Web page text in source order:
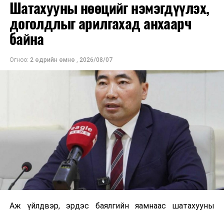
дэмжин, тэдний үйлдвэрлэсэн бүтээгдэхүүнийг
хэрэглэгчдэд ялган таниулах, сурталчлах зорилготой
бөгөөд хэрэглэгч та Имартын салбар дэлгүүрүүдээр
үйлчлүүлэхдээ Монголдоо үйлдвэрлэгдсэн 6500
лангуун дээр өрөөтэй байгаа олон нэр төрлийн
импортын бүтээгдэхүүн дундаас “Хөх шошго”-н
тусламжтайгаар хялбар сонголт хийх боломжтой
Аливаа улс орны хөгжлийн гол хөдөлгөгч хүч нь
үндэсний үйлдвэрлэл байдаг. Энэ амаргүй, хүнд үед
хэрэглэгчиддээ Үндэсний үйлдвэрлэлийн бараа
бүтээгдэхүүнийг худалдан авахыг уриалж буй
Имартын хамт олонд үйлдвэрлэгчид талархалтай
хандаж байгаагаа илэрхийлсээр байна.
Шатахууны нөөцийг нэмэгдүүлэх,
доголдлыг арилгахад анхаарч
байна
Огноо: 2 өдрийн өмнө 2026/08/07
Аж үйлдвэр, эрдэс баялгийн яамнаас шатахууны